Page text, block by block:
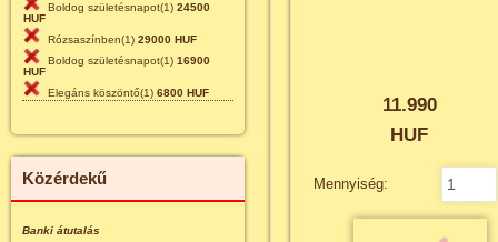
Boldog születésnapot(1) 24500
HUF
Rózsaszínben(1) 29000 HUF
Boldog születésnapot(1) 16900
HUF
Elegáns köszöntő(1) 6800 HUF
Közérdekű
Banki átutalás
11.990
HUF
Mennyiség: